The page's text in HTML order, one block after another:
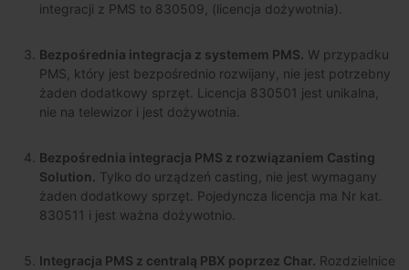
integracji z PMS to 830509, (licencja dożywotnia).
Bezpośrednia integracja z systemem PMS. W przypadku
PMS, który jest bezpośrednio rozwijany, nie jest potrzebny
żaden dodatkowy sprzęt. Licencja 830501 jest unikalna,
nie na telewizor i jest dożywotnia.
Bezpośrednia integracja PMS z rozwiązaniem Casting
Solution. Tylko do urządzeń casting, nie jest wymagany
żaden dodatkowy sprzęt. Pojedyncza licencja ma Nr kat.
830511 i jest ważna dożywotnio.
Integracja PMS z centralą PBX poprzez Char. Rozdzielnice